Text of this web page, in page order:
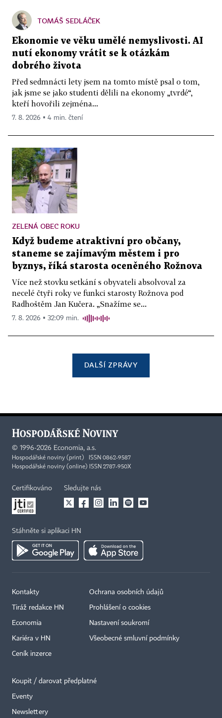
TOMÁŠ SEDLÁČEK
Ekonomie ve věku umělé nemyslivosti. AI
nutí ekonomy vrátit se k otázkám
dobrého života
Před sedmnácti lety jsem na tomto místě psal o tom,
jak jsme se jako studenti dělili na ekonomy „tvrdé“,
kteří hovořili zejména...
7. 8. 2026 ▪ 4 min. čtení
ZELENÁ OBEC ROKU
Když budeme atraktivní pro občany,
staneme se zajímavým městem i pro
byznys, říká starosta oceněného Rožnova
Více než stovku setkání s obyvateli absolvoval za
necelé čtyři roky ve funkci starosty Rožnova pod
Radhoštěm Jan Kučera. „Snažíme se...
7. 8. 2026 ▪ 32:09 min.
DALŠÍ ZPRÁVY
© 1996-2026 Economia, a.s.
Hospodářské noviny (print) ISSN 0862-9587
Hospodářské noviny (online) ISSN 2787-950X
Certifikováno Sledujte nás
Stáhněte si aplikaci HN
Kontakty
Tiráž redakce HN
Economia
Kariéra v HN
Ceník inzerce
Ochrana osobních údajů
Prohlášení o cookies
Nastavení soukromí
Všeobecné smluvní podmínky
Koupit / darovat předplatné
Eventy
Newslettery